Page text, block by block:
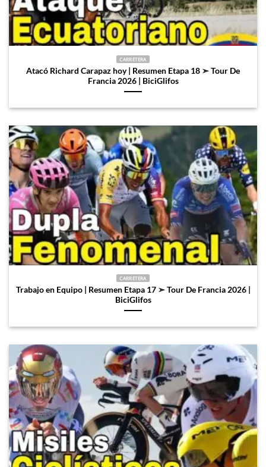
CARRETERA
Atacó Richard Carapaz hoy | Resumen Etapa 18 ➣ Tour De
Francia 2026 | BiciGlifos
CARRETERA
Trabajo en Equipo | Resumen Etapa 17 ➣ Tour De Francia 2026 |
BiciGlifos